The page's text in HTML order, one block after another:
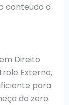
conteúdo a
Direito
Externo,
para
do zero